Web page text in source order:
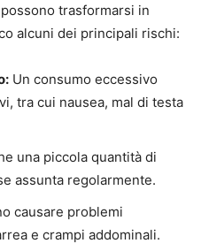
trasformarsi in
alcuni dei principali rischi:
Un consumo eccessivo
tra cui nausea, mal di testa
una piccola quantità di
assunta regolarmente.
causare problemi
e crampi addominali.